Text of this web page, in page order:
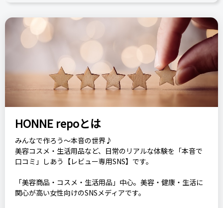
HONNE repoとは
みんなで作ろう～本音の世界♪
美容コスメ・生活用品など、日常のリアルな体験を「本音で
口コミ」しあう【レビュー専用SNS】です。
「美容商品・コスメ・生活用品」中心。美容・健康・生活に
関心が高い女性向けのSNSメディアです。